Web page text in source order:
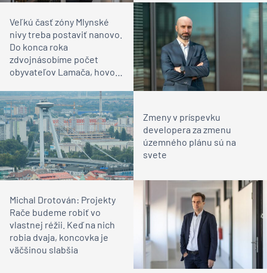
Veľkú časť zóny Mlynské
nivy treba postaviť nanovo.
Do konca roka
zdvojnásobíme počet
obyvateľov Lamača, hovorí
Zmeny v príspevku
developera za zmenu
územného plánu sú na
svete
Michal Drotován: Projekty
Rače budeme robiť vo
vlastnej réžii. Keď na nich
robia dvaja, koncovka je
väčšinou slabšia